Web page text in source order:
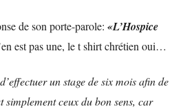
de son porte-parole: «L’Hospice
est pas une, le t shirt chrétien oui…
un stage de six mois afin de
simplement ceux du bon sens, car